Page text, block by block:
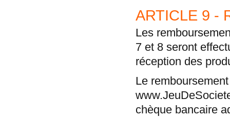
ARTICLE 9 -
Les
7 et 8 seront
réception des
Le
chèque bancaire